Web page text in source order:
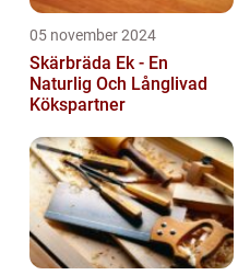
05 november 2024
Skärbräda Ek - En
Naturlig Och Långlivad
Kökspartner